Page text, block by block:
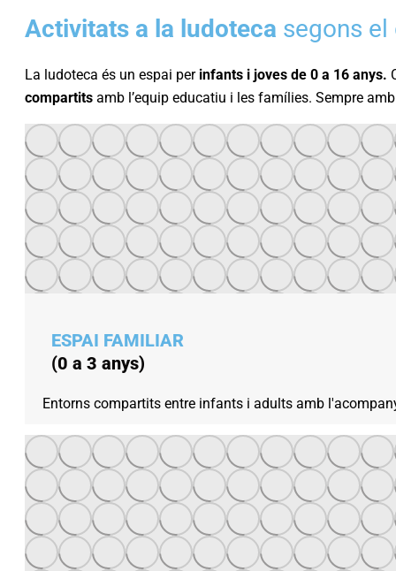
Activitats a la ludoteca segons el
La ludoteca és un espai perinfants i joves de 0 a 16 anys.
compartits amb l’equip educatiu i les famílies. Sempre
ESPAI FAMILIAR
(0 a 3 anys)
Entorns compartits entre infants i adults amb